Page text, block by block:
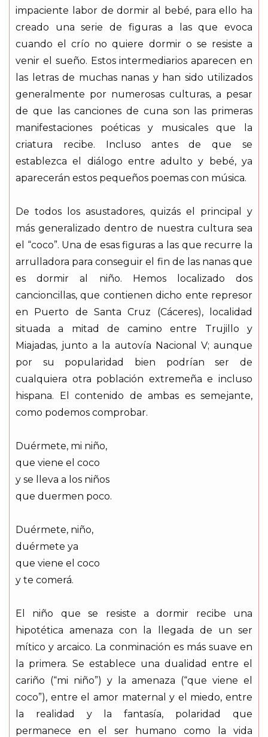
impaciente labor de dormir al bebé, para ello ha
creado una serie de figuras a las que evoca
cuando el crío no quiere dormir o se resiste a
venir el sueño. Estos intermediarios aparecen en
las letras de muchas nanas y han sido utilizados
generalmente por numerosas culturas, a pesar
de que las canciones de cuna son las primeras
manifestaciones poéticas y musicales que la
criatura recibe. Incluso antes de que se
establezca el diálogo entre adulto y bebé, ya
aparecerán estos pequeños poemas con música.
De todos los asustadores, quizás el principal y
más generalizado dentro de nuestra cultura sea
el “coco”. Una de esas figuras a las que recurre la
arrulladora para conseguir el fin de las nanas que
es dormir al niño. Hemos localizado dos
cancioncillas, que contienen dicho ente represor
en Puerto de Santa Cruz (Cáceres), localidad
situada a mitad de camino entre Trujillo y
Miajadas, junto a la autovía Nacional V; aunque
por su popularidad bien podrían ser de
cualquiera otra población extremeña e incluso
hispana. El contenido de ambas es semejante,
como podemos comprobar.
Duérmete, mi niño,
que viene el coco
y se lleva a los niños
que duermen poco.
Duérmete, niño,
duérmete ya
que viene el coco
y te comerá.
El niño que se resiste a dormir recibe una
hipotética amenaza con la llegada de un ser
mítico y arcaico. La conminación es más suave en
la primera. Se establece una dualidad entre el
cariño (“mi niño”) y la amenaza (“que viene el
coco”), entre el amor maternal y el miedo, entre
la realidad y la fantasía, polaridad que
permanece en el ser humano como la vida